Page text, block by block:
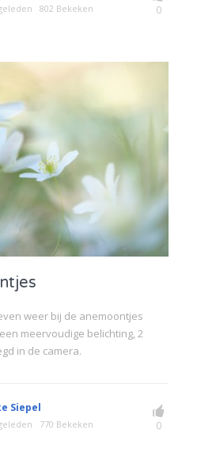
802 Bekeken 0
weer bij de anemoontjes
meervoudige belichting, 2
in de camera.
Siepel
770 Bekeken 0